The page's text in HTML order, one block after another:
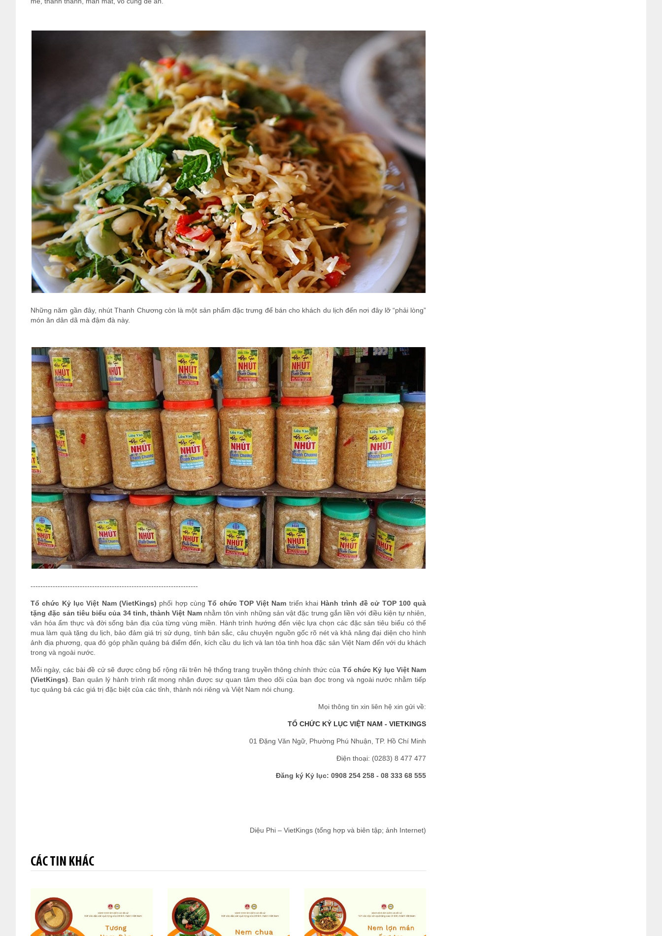
Những năm gần đây, nhút Thanh Chương còn là một sản phẩm đặc trưng để bán cho khách du lịch đến nơi đây lỡ “phải lòng”
món ăn dân dã mà đậm đà này.
--------------------------------------------------------------------
Tổ chức Kỷ lục Việt Nam (VietKings) phối hợp cùngTổ chức TOP Việt Nam triển khai Hành trình đề cử TOP 100 quà
tặng đặc sản tiêu biểu của 34 tỉnh, thành Việt Namnhằm tôn vinh những sản vật đặc trưng gắn liền với điều kiện tự nhiên,
văn hóa ẩm thực và đời sống bản địa của từng vùng miền. Hành trình hướng đến việc lựa chọn các đặc sản tiêu biểu có thể
mua làm quà tặng du lịch, bảo đảm giá trị sử dụng, tính bản sắc, câu chuyện nguồn gốc rõ nét và khả năng đại diện cho hình
ảnh địa phương, qua đó góp phần quảng bá điểm đến, kích cầu du lịch và lan tỏa tinh hoa đặc sản Việt Nam đến với du khách
trong và ngoài nước.
Mỗi ngày, các bài đề cử sẽ được công bố rộng rãi trên hệ thống trang truyền thông chính thức của Tổ chức Kỷ lục Việt Nam
(VietKings) . Ban quản lý hành trình rất mong nhận được sự quan tâm theo dõi của bạn đọc trong và ngoài nước nhằm tiếp
tục quảng bá các giá trị đặc biệt của các tỉnh, thành nói riêng và Việt Nam nói chung.
Mọi thông tin xin liên hệ xin gửi về:
TỔ CHỨC KỶ LỤC VIỆT NAM - VIETKINGS
01 Đặng Văn Ngữ, Phường Phú Nhuận, TP. Hồ Chí Minh
Điện thoại: (0283) 8 477 477
Đăng ký Kỷ lục: 0908 254 258 - 08 333 68 555
Diệu Phi – VietKings (tổng hợp và biên tập; ảnh Internet)
CÁC TIN KHÁC